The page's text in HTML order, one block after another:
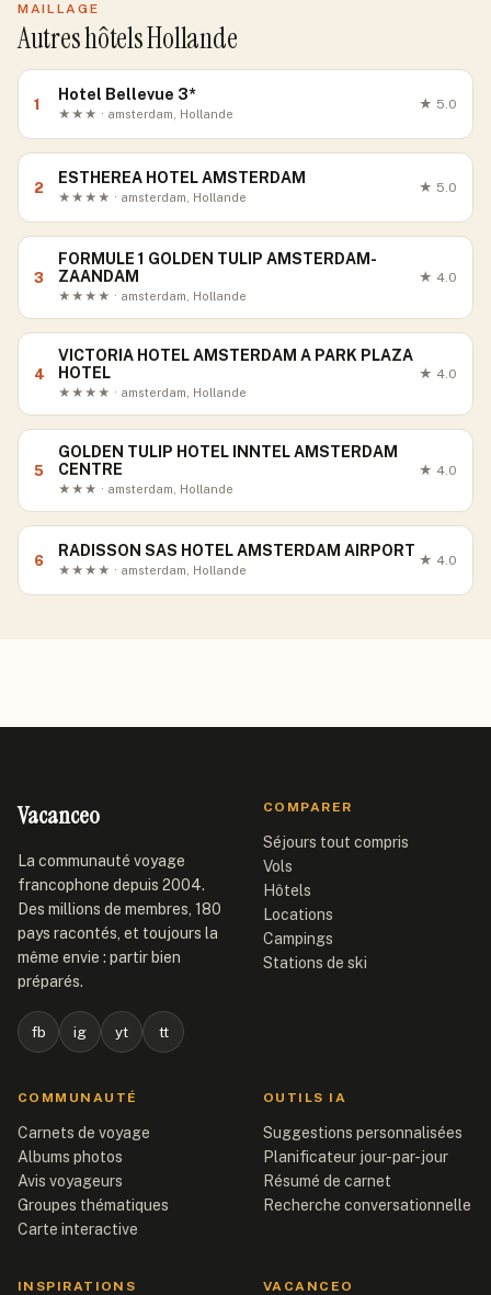
MAILLAGE
Autres hôtels Hollande
1
Hotel Bellevue 3*
★★★ · amsterdam, Hollande
★ 5.0
2
ESTHEREA HOTEL AMSTERDAM
★★★★ · amsterdam, Hollande
★ 5.0
3
FORMULE 1 GOLDEN TULIP AMSTERDAM-
ZAANDAM
★★★★ · amsterdam, Hollande
★ 4.0
4
VICTORIA HOTEL AMSTERDAM A PARK PLAZA
HOTEL
★★★★ · amsterdam, Hollande
★ 4.0
5
GOLDEN TULIP HOTEL INNTEL AMSTERDAM
CENTRE
★★★ · amsterdam, Hollande
★ 4.0
6
RADISSON SAS HOTEL AMSTERDAM AIRPORT
★★★★ · amsterdam, Hollande
★ 4.0
Vacanceo
La communauté voyage
francophone depuis 2004.
Des millions de membres, 180
pays racontés, et toujours la
même envie : partir bien
préparés.
fb ig yt tt
COMPARER
Séjours tout compris
Vols
Hôtels
Locations
Campings
Stations de ski
COMMUNAUTÉ
Carnets de voyage
Albums photos
Avis voyageurs
Groupes thématiques
Carte interactive
OUTILS IA
Suggestions personnalisées
Planificateur jour-par-jour
Résumé de carnet
Recherche conversationnelle
INSPIRATIONS VACANCEO